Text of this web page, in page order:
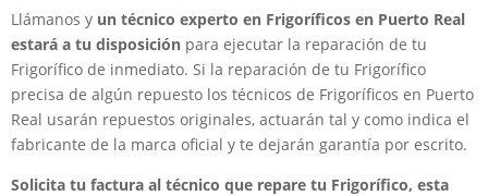
Llámanos y un técnico experto en Frigoríficos en Puerto Real
estará a tu disposición para ejecutar la reparación de tu
Frigorífico de inmediato. Si la reparación de tu Frigorífico
precisa de algún repuesto los técnicos de Frigoríficos en Puerto
Real usarán repuestos originales, actuarán tal y como indica el
fabricante de la marca oficial y te dejarán garantía por escrito.
Solicita tu factura al técnico que repare tu Frigorífico, esta